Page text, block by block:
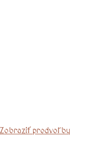
Zobraziť predvoľby